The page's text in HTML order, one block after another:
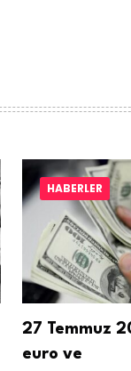
HABERLER
27 Temmuz
euro ve